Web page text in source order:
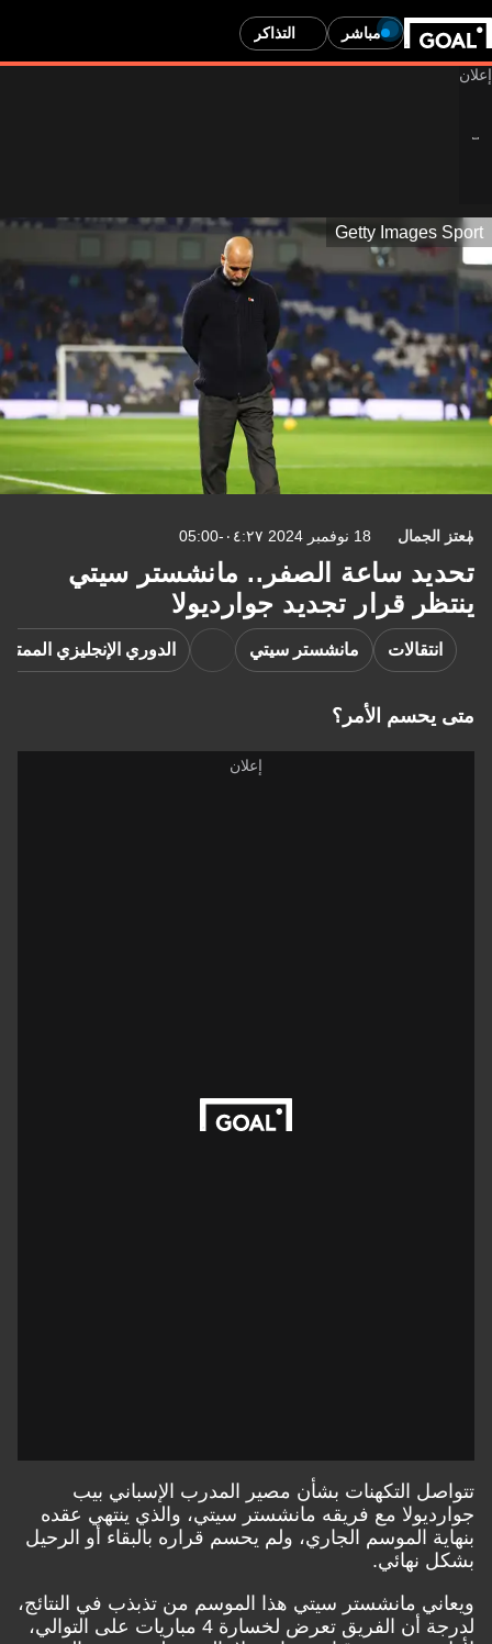
مباشر التذاكر
Getty Images Sport
معتز الجمال 18 نوفمبر 2024 ٠٤:٢٧-05:00
تحديد ساعة الصفر.. مانشستر سيتي
ينتظر قرار تجديد جوارديولا
انتقالات مانشستر سيتي الدوري الإنجليزي الممتاز
متى يحسم الأمر؟
تتواصل التكهنات بشأن مصير المدرب الإسباني بيب
جوارديولا مع فريقه مانشستر سيتي، والذي ينتهي عقده
بنهاية الموسم الجاري، ولم يحسم قراره بالبقاء أو الرحيل
بشكل نهائي.
ويعاني مانشستر سيتي هذا الموسم من تذبذب في النتائج،
لدرجة أن الفريق تعرض لخسارة 4 مباريات على التوالي،